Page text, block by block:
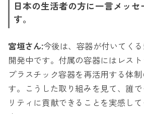
日本の生活者の方に一言メッセ
す。
宮垣さん:今後は、容器が付いてく
開発中です。付属の容器にはレス
プラスチック容器を再活用する体
す。こうした取り組みを見て、誰
リティに貢献できることを実感し